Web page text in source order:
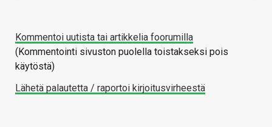
Kommentoi uutista tai artikkelia foorumilla
(Kommentointi sivuston puolella toistakseksi pois
käytöstä)
Lähetä palautetta / raportoi kirjoitusvirheestä